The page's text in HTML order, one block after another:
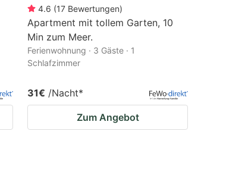
4.6 (17 Bewertungen)
Apartment mit tollem Garten, 10
Min zum Meer.
Ferienwohnung · 3 Gäste · 1
Schlafzimmer
31€ /Nacht*
Zum Angebot